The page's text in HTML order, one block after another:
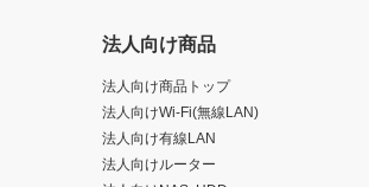
法人向け商品
法人向け商品トップ
法人向けWi-Fi(無線LAN)
法人向け有線LAN
法人向けルーター